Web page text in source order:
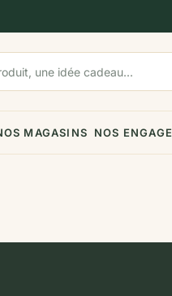
MAGASINS NOS